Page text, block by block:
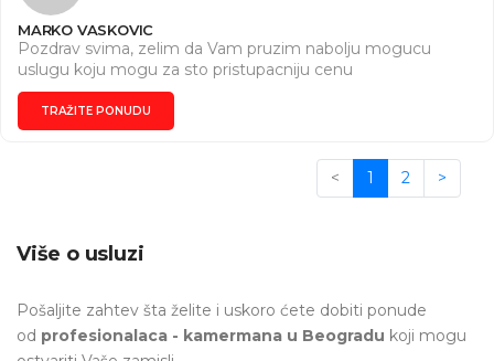
MARKO VASKOVIC
Pozdrav svima, zelim da Vam pruzim nabolju mogucu
uslugu koju mogu za sto pristupacniju cenu
TRAŽITE PONUDU
< 1 2 >
Više o usluzi
Pošaljite zahtev šta želite i uskoro ćete dobiti ponude
od profesionalaca - kamermana u Beogradu koji mogu